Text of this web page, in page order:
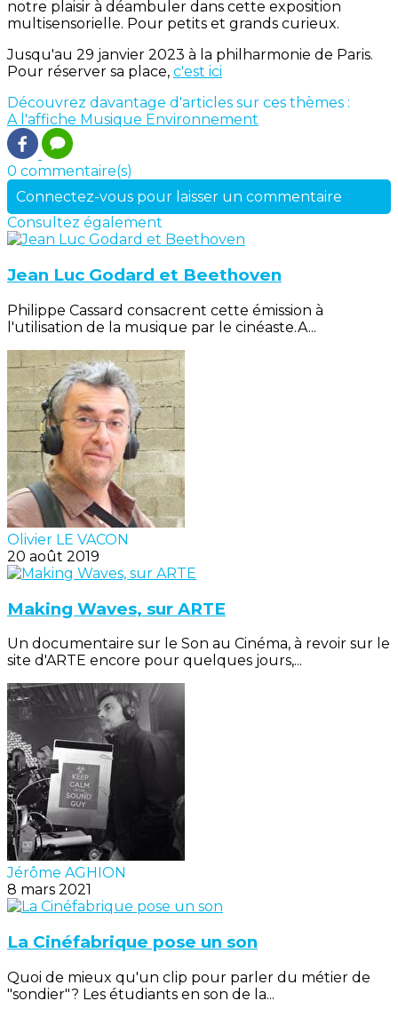
notre plaisir à déambuler dans cette exposition
multisensorielle. Pour petits et grands curieux.
Jusqu'au 29 janvier 2023 à la philharmonie de Paris.
Pour réserver sa place, c'est ici
Découvrez davantage d'articles sur ces thèmes :
A l'affiche Musique Environnement
0 commentaire(s)
Connectez-vous pour laisser un commentaire
Consultez également
Jean Luc Godard et Beethoven
Philippe Cassard consacrent cette émission à
l'utilisation de la musique par le cinéaste.A...
Olivier LE VACON
20 août 2019
Making Waves, sur ARTE
Un documentaire sur le Son au Cinéma, à revoir sur le
site d'ARTE encore pour quelques jours,...
Jérôme AGHION
8 mars 2021
La Cinéfabrique pose un son
Quoi de mieux qu'un clip pour parler du métier de
"sondier"? Les étudiants en son de la...